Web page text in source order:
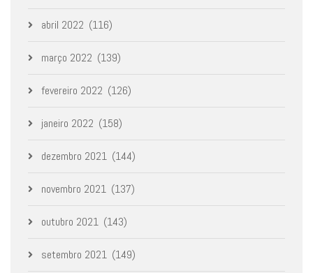
abril 2022 (116)
março 2022 (139)
fevereiro 2022 (126)
janeiro 2022 (158)
dezembro 2021 (144)
novembro 2021 (137)
outubro 2021 (143)
setembro 2021 (149)